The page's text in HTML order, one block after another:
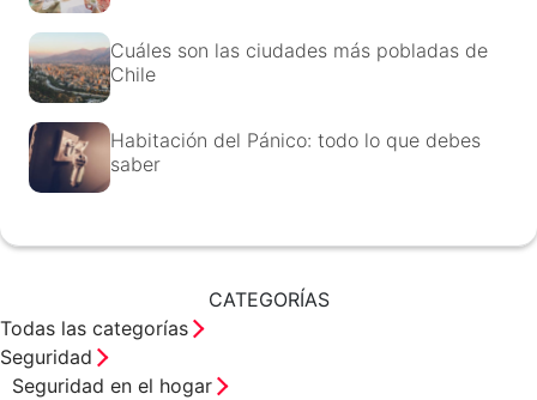
Cuáles son las ciudades más pobladas de
Chile
Habitación del Pánico: todo lo que debes
saber
CATEGORÍAS
Todas las categorías
Seguridad
Seguridad en el hogar